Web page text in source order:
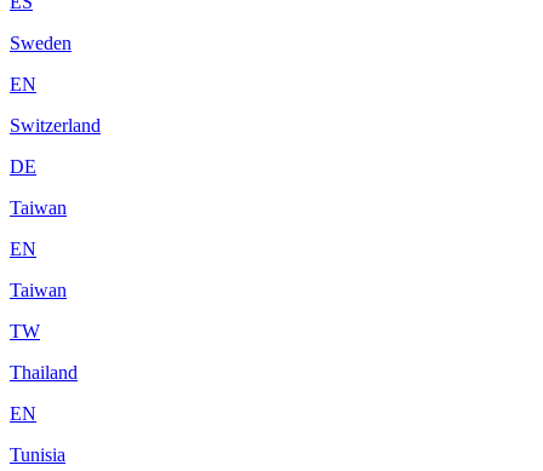
Sweden
EN
Switzerland
DE
Taiwan
EN
Taiwan
TW
Thailand
EN
Tunisia